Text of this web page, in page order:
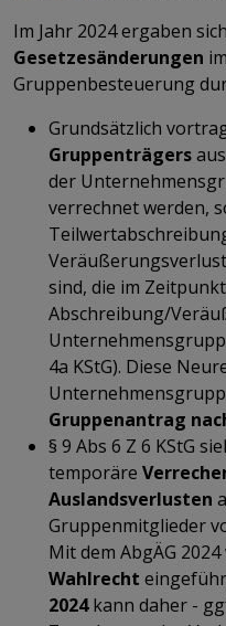
Im Jahr 2024 ergaben
Gesetzesänderungen
Gruppenbesteuerung
Grundsätzlich
Gruppenträgers
der
verrechnet werden,
sind, die im
Abschreibung/
4a KStG). Diese
Gruppenantrag
§ 9 Abs 6 Z 6 KStG
temporäre
Auslandsverlusten
Gruppenmitglieder
Mit dem AbgÄG
Wahlrecht
2024kann daher -